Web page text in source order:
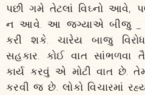
પછી ગમે તેટલાં વિઘ્નો આવે,
ન આવે. આ જગ્યાએ બીજુ _
કરી શકે. ચારેય બાજુ
સહકાર. કોઈ વાત
કાર્ય કરવું એ મોટી વાત છે.
કરવી જ છે. લોકો વિચારમાં